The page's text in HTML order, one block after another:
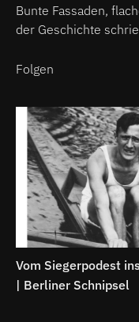
Schnipsel
Bunte Fassaden,
der Geschichte
Folgen
Vom Siegerpodest
| Berliner Schnipsel